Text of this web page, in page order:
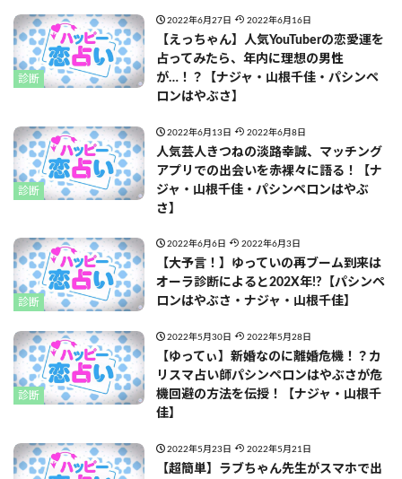
診断
2022年6月27日 2022年6月16日
【えっちゃん】人気YouTuberの恋愛運を
占ってみたら、年内に理想の男性
が…！？【ナジャ・山根千佳・パシンペ
ロンはやぶさ】
診断
2022年6月13日 2022年6月8日
人気芸人きつねの淡路幸誠、マッチング
アプリでの出会いを赤裸々に語る！【ナ
ジャ・山根千佳・パシンペロンはやぶ
さ】
診断
2022年6月6日 2022年6月3日
【大予言！】ゆっていの再ブーム到来は
オーラ診断によると202X年!?【パシンペ
ロンはやぶさ・ナジャ・山根千佳】
診断
2022年5月30日 2022年5月28日
【ゆってぃ】新婚なのに離婚危機！？カ
リスマ占い師パシンペロンはやぶさが危
機回避の方法を伝授！【ナジャ・山根千
佳】
2022年5月23日 2022年5月21日
【超簡単】ラブちゃん先生がスマホで出